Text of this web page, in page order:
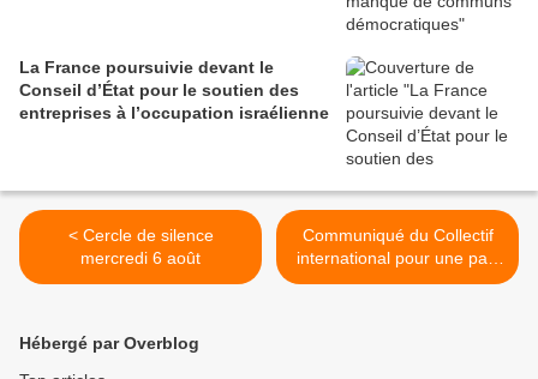
La France poursuivie devant le
Conseil d’État pour le soutien des
entreprises à l’occupation israélienne
< Cercle de silence
mercredi 6 août
Communiqué du Collectif
international pour une paix
juste et durable entre
Hébergé par Overblog